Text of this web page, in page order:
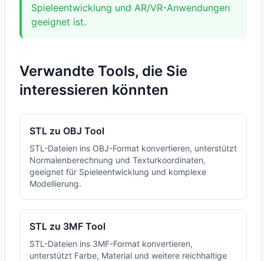
Spieleentwicklung und AR/VR-Anwendungen
geeignet ist.
Verwandte Tools, die Sie
interessieren könnten
STL zu OBJ Tool
STL-Dateien ins OBJ-Format konvertieren, unterstützt
Normalenberechnung und Texturkoordinaten,
geeignet für Spieleentwicklung und komplexe
Modellierung.
STL zu 3MF Tool
STL-Dateien ins 3MF-Format konvertieren,
unterstützt Farbe, Material und weitere reichhaltige